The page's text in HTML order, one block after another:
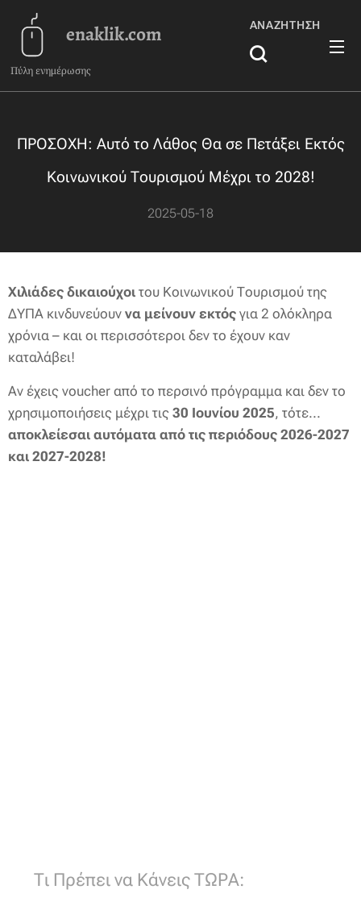
enaklik.com
Πύλη ενημέρωσης
ΑΝΑΖΉΤΗΣΗ
ΠΡΟΣΟΧΗ: Αυτό το Λάθος Θα σε Πετάξει Εκτός
Κοινωνικού Τουρισμού Μέχρι το 2028!
2025-05-18
Χιλιάδες δικαιούχοι του Κοινωνικού Τουρισμού της
ΔΥΠΑ κινδυνεύουν να μείνουν εκτός για 2 ολόκληρα
χρόνια – και οι περισσότεροι δεν το έχουν καν
καταλάβει!
Αν έχεις voucher από το περσινό πρόγραμμα και δεν το
χρησιμοποιήσεις μέχρι τις 30 Ιουνίου 2025, τότε...
αποκλείεσαι αυτόματα από τις περιόδους 2026-2027
και 2027-2028!
❗ Τι Πρέπει να Κάνεις ΤΩΡΑ: